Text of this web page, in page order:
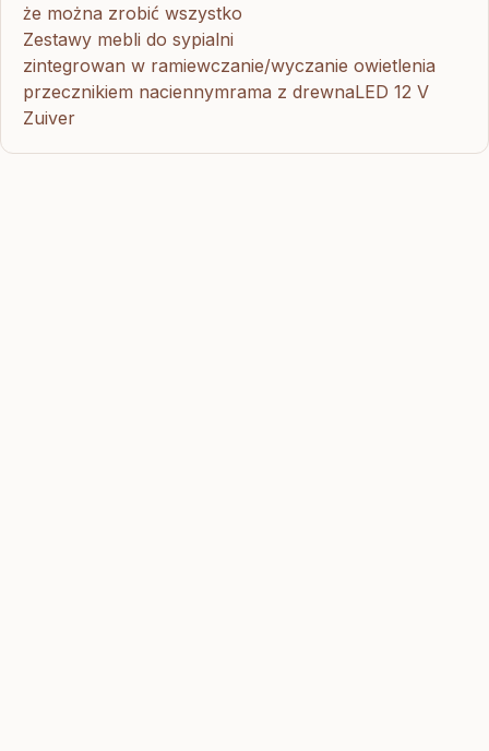
że można zrobić wszystko
Zestawy mebli do sypialni
zintegrowan w ramiewczanie/wyczanie owietlenia
przecznikiem naciennymrama z drewnaLED 12 V
Zuiver